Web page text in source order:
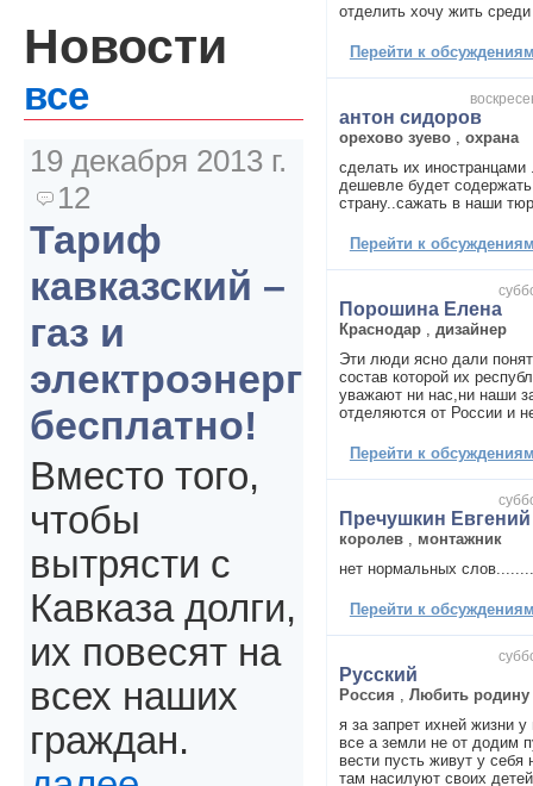
отделить хочу жить
Перейти к
антон сидоров
орехово зуево
охрана
сделать их иностранцами
дешевле будет
страну..сажать в наши
Перейти к
Порошина Елена
Краснодар
дизайнер
Эти люди ясно дали
состав которой их
уважают ни нас,ни наши
отделяются от России и
Перейти к
Пречушкин
королев
монтажник
нет нормальных
Перейти к
Русский
Россия
Любить
я за запрет ихней жизни
все а земли не от додим
вести пусть живут у себя
там насилуют своих
Новости
все
19 декабря 2013 г.
12
Тариф
кавказский –
газ и
электроэнергия
бесплатно!
Вместо того,
чтобы
вытрясти с
Кавказа долги,
их повесят на
всех наших
граждан.